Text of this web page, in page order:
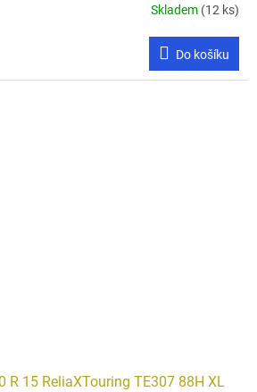
Skladem (12 ks)
Do košíku
R 15 ReliaXTouring TE307 88H XL